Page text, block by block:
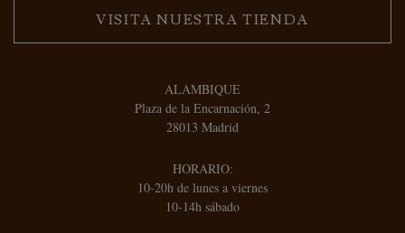
VISITA NUESTRA TIENDA
ALAMBIQUE
Plaza de la Encarnación, 2
28013 Madrid
HORARIO:
10-20h de lunes a viernes
10-14h sábado